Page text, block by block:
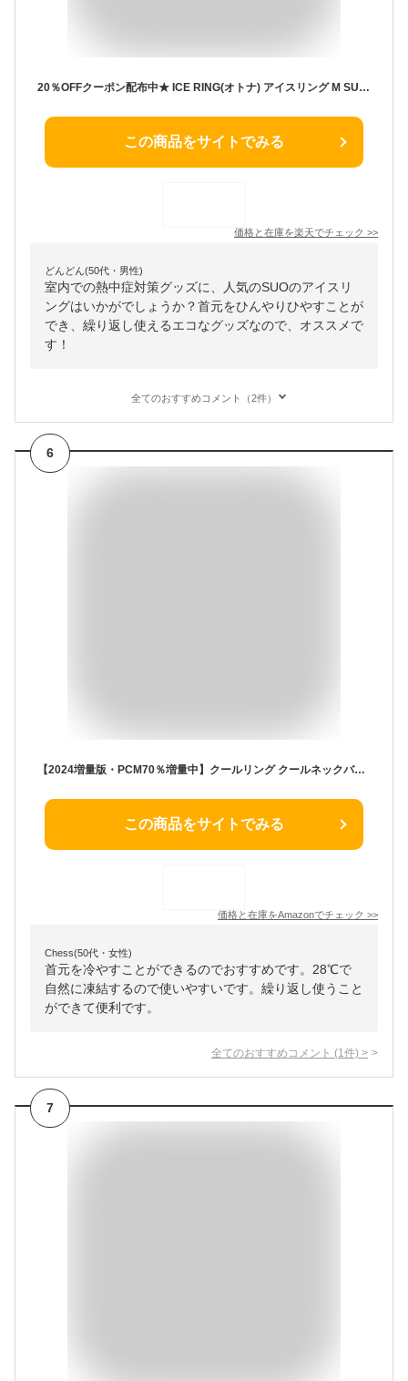
20％OFFクーポン配布中★ ICE RING(オトナ) アイスリング M SUO スオ 公式 正規品 2024 クールリング アイスクールリング 大人 大人用 レディース 女性 ジュニア ネッククーラー 子供 首 冷却 冷感 グッズ 熱中症対策 暑さ対策グッズ 暑さ対策 熱中症 夏 エフオー FO mサイズ
この商品をサイトでみる
価格と在庫を楽天でチェック >>
どんどん(50代・男性)
室内での熱中症対策グッズに、人気のSUOのアイスリ
ングはいかがでしょうか？首元をひんやりひやすことが
でき、繰り返し使えるエコなグッズなので、オススメで
す！
全てのおすすめコメント（2件）
6
【2024増量版・PCM70％増量中】クールリング クールネックバンド 暑さ対策グッズ クールネック 【28℃自然凍結】冷やす グッズ 首 ひんやり 暑さ対策 首 冷却リング 冷却 首冷感リング ネッククーラー ひんやりリング ネッククーラアイス クールリング クールネック (【グラデーション】スカイブルー, Lサイズ【大人用】)
この商品をサイトでみる
価格と在庫をAmazonでチェック >>
Chess(50代・女性)
首元を冷やすことができるのでおすすめです。28℃で
自然に凍結するので使いやすいです。繰り返し使うこと
ができて便利です。
全てのおすすめコメント (1 件) >
7